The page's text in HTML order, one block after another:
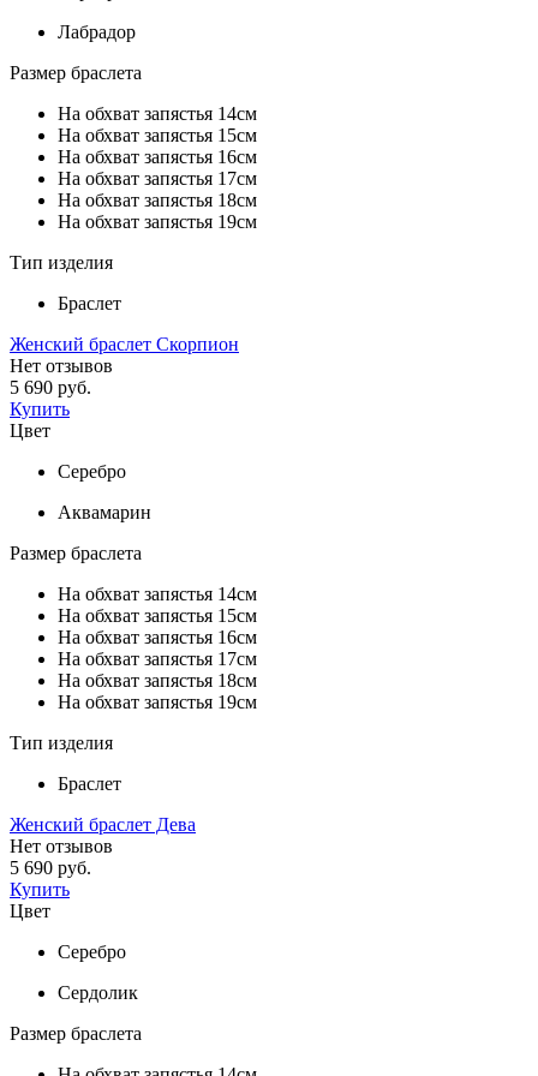
Лабрадор
Размер браслета
На обхват запястья 14см
На обхват запястья 15см
На обхват запястья 16см
На обхват запястья 17см
На обхват запястья 18см
На обхват запястья 19см
Тип изделия
Браслет
Женский браслет Скорпион
Нет отзывов
5 690 руб.
Купить
Цвет
Серебро
Аквамарин
Размер браслета
На обхват запястья 14см
На обхват запястья 15см
На обхват запястья 16см
На обхват запястья 17см
На обхват запястья 18см
На обхват запястья 19см
Тип изделия
Браслет
Женский браслет Дева
Нет отзывов
5 690 руб.
Купить
Цвет
Серебро
Сердолик
Размер браслета